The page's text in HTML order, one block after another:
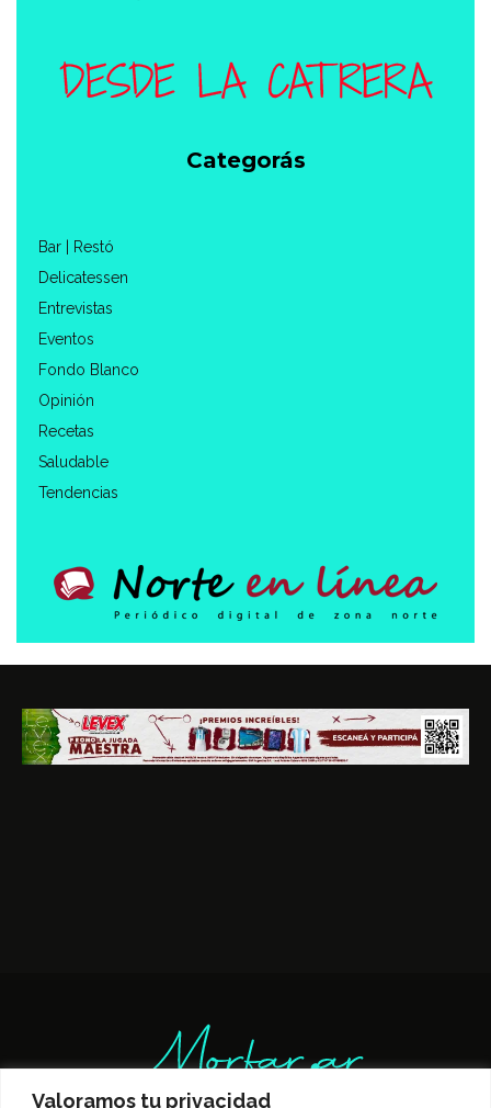
Valoramos tu privacidad
Categorás
Bar | Restó
Delicatessen
Entrevistas
Eventos
Fondo Blanco
Opinión
Recetas
Saludable
Tendencias